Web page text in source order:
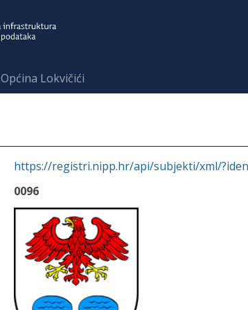
Općina Lokvičići
https://registri.nipp.hr/api/subjekti/xml/
0096